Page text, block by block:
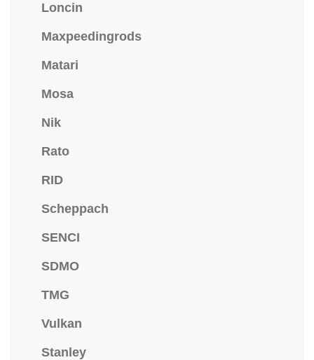
Loncin
Maxpeedingrods
Matari
Mosa
Nik
Rato
RID
Scheppach
SENCI
SDMO
TMG
Vulkan
Stanley